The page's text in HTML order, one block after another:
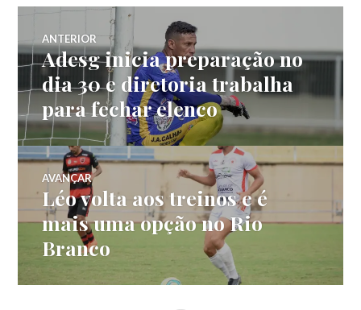
ANTERIOR
Adesg inicia preparação no
dia 30 e diretoria trabalha
para fechar elenco
AVANÇAR
Léo volta aos treinos e é
mais uma opção no Rio
Branco